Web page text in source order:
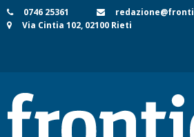
Skip
to
0746 25361
Via Cintia 102, 02100 Rieti